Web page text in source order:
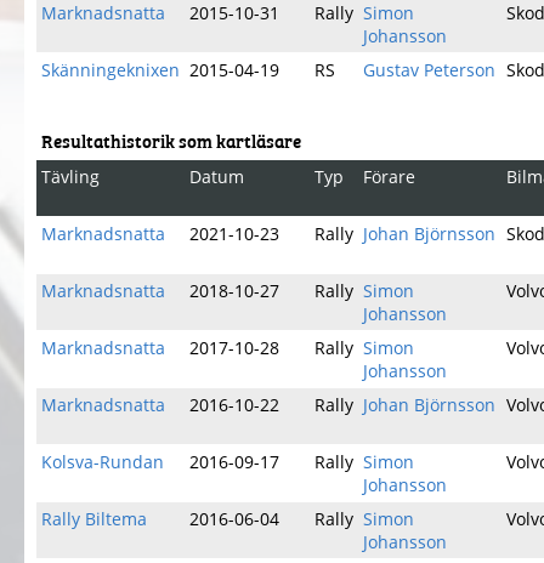
Marknadsnatta
2015-10-31 Rally Simon
Johansson
Skänningeknixen 2015-04-19 RS Gustav Peterson
Resultathistorik som kartläsare
Tävling Datum Typ Förare
Marknadsnatta 2021-10-23 Rally Johan Björnsson
Marknadsnatta 2018-10-27 Rally Simon
Johansson
Marknadsnatta 2017-10-28 Rally Simon
Johansson
Marknadsnatta 2016-10-22 Rally Johan Björnsson
Kolsva-Rundan 2016-09-17 Rally Simon
Johansson
Rally Biltema 2016-06-04 Rally Simon
Johansson